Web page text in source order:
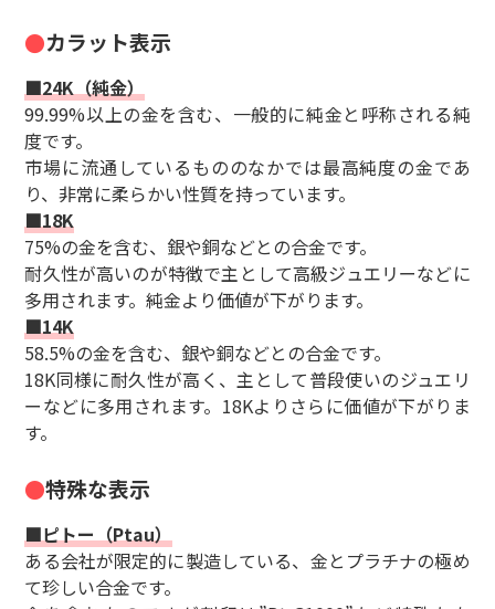
カラット表示
■24K（純金）
99.99%以上の金を含む、一般的に純金と呼称される純
度です。
市場に流通しているもののなかでは最高純度の金であ
り、非常に柔らかい性質を持っています。
■18K
75%の金を含む、銀や銅などとの合金です。
耐久性が高いのが特徴で主として高級ジュエリーなどに
多用されます。純金より価値が下がります。
■14K
58.5%の金を含む、銀や銅などとの合金です。
18K同様に耐久性が高く、主として普段使いのジュエリ
ーなどに多用されます。18Kよりさらに価値が下がりま
す。
特殊な表示
■ピトー（Ptau）
ある会社が限定的に製造している、金とプラチナの極め
て珍しい合金です。